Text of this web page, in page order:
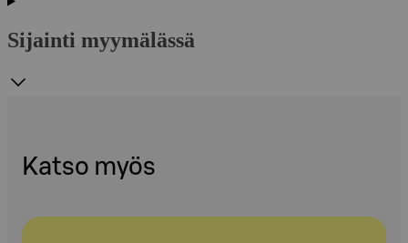
Sijainti myymälässä
Katso myös